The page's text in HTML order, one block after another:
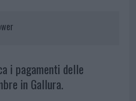
i pagamenti delle
in Gallura.